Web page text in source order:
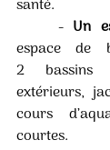
santé.
	-
Un
espace de
2 bassins
extérieurs,
cours
courtes.